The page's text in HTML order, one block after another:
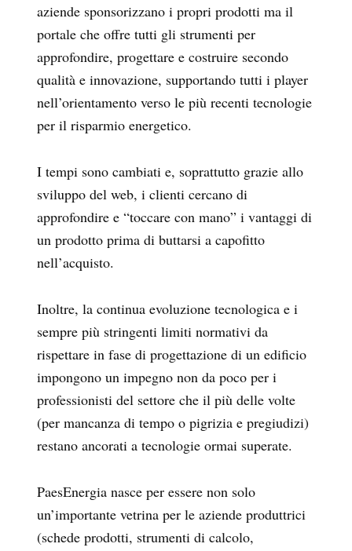
aziende sponsorizzano i propri prodotti ma il
portale che offre tutti gli strumenti per
approfondire, progettare e costruire secondo
qualità e innovazione, supportando tutti i player
nell’orientamento verso le più recenti tecnologie
per il risparmio energetico.
I tempi sono cambiati e, soprattutto grazie allo
sviluppo del web, i clienti cercano di
approfondire e “toccare con mano” i vantaggi di
un prodotto prima di buttarsi a capofitto
nell’acquisto.
Inoltre, la continua evoluzione tecnologica e i
sempre più stringenti limiti normativi da
rispettare in fase di progettazione di un edificio
impongono un impegno non da poco per i
professionisti del settore che il più delle volte
(per mancanza di tempo o pigrizia e pregiudizi)
restano ancorati a tecnologie ormai superate.
PaesEnergia nasce per essere non solo
un’importante vetrina per le aziende produttrici
(schede prodotti, strumenti di calcolo,